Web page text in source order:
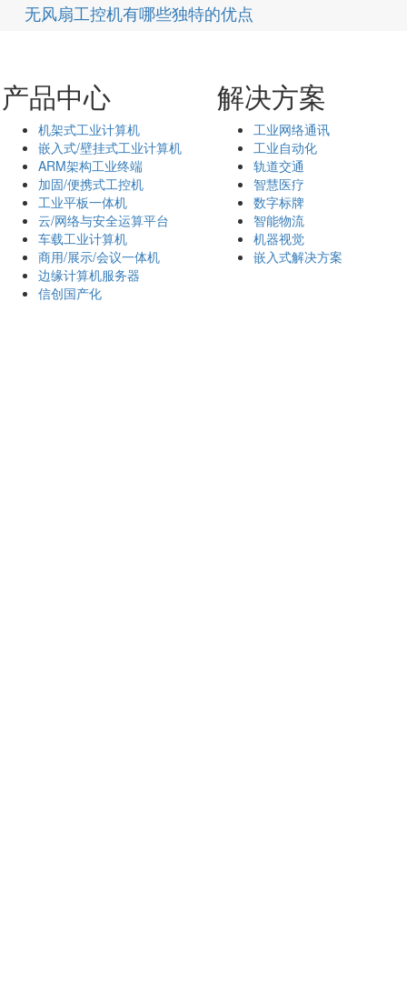
无风扇工控机有哪些独特的优点
产品中心
机架式工业计算机
嵌入式/壁挂式工业计算机
ARM架构工业终端
加固/便携式工控机
工业平板一体机
云/网络与安全运算平台
车载工业计算机
商用/展示/会议一体机
边缘计算机服务器
信创国产化
解决方案
工业网络通讯
工业自动化
轨道交通
智慧医疗
数字标牌
智能物流
机器视觉
嵌入式解决方案